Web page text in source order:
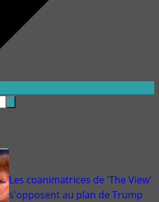
Les coanimatrices de 'The View'
s'opposent au plan de Trump